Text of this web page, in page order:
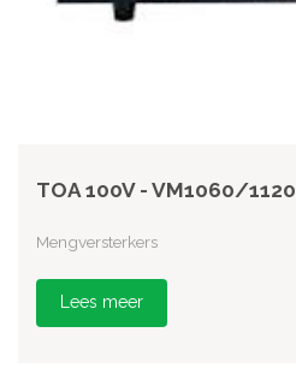
TOA 100V - VM1060/1120
Mengversterkers
Lees meer